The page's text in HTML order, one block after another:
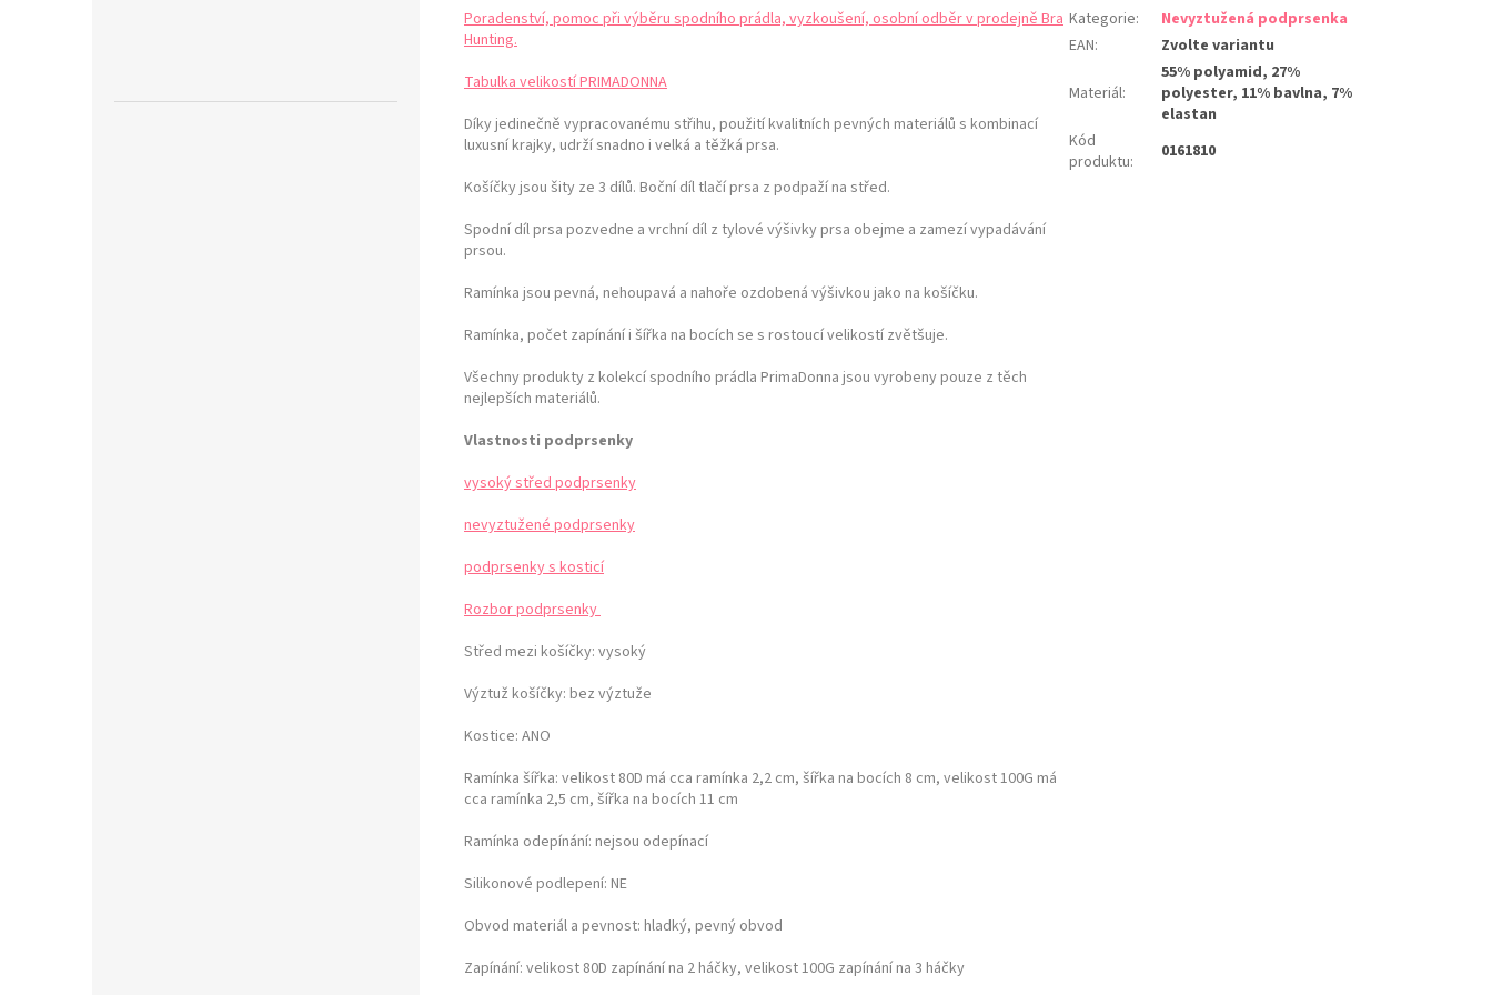
Poradenství, pomoc při výběru spodního prádla, vyzkoušení, osobní odběr v prodejně Bra
Hunting.
Tabulka velikostí PRIMADONNA
Díky jedinečně vypracovanému střihu, použití kvalitních pevných materiálů s kombinací
luxusní krajky, udrží snadno i velká a těžká prsa.
Košíčky jsou šity ze 3 dílů. Boční díl tlačí prsa z podpaží na střed.
Spodní díl prsa pozvedne a vrchní díl z tylové výšivky prsa obejme a zamezí vypadávání
prsou.
Ramínka jsou pevná, nehoupavá a nahoře ozdobená výšivkou jako na košíčku.
Ramínka, počet zapínání i šířka na bocích se s rostoucí velikostí zvětšuje.
Všechny produkty z kolekcí spodního prádla PrimaDonna jsou vyrobeny pouze z těch
nejlepších materiálů.
Vlastnosti podprsenky
vysoký střed podprsenky
nevyztužené podprsenky
podprsenky s kosticí
Rozbor podprsenky
Střed mezi košíčky: vysoký
Výztuž košíčky: bez výztuže
Kostice: ANO
Ramínka šířka: velikost 80D má cca ramínka 2,2 cm, šířka na bocích 8 cm, velikost 100G má
cca ramínka 2,5 cm, šířka na bocích 11 cm
Ramínka odepínání: nejsou odepínací
Silikonové podlepení: NE
Obvod materiál a pevnost: hladký, pevný obvod
Zapínání: velikost 80D zapínání na 2 háčky, velikost 100G zapínání na 3 háčky
Kategorie:
Nevyztužená podprsenka
EAN: Zvolte variantu
Materiál:
55% polyamid, 27%
polyester, 11% bavlna, 7%
elastan
Kód
produktu: 0161810